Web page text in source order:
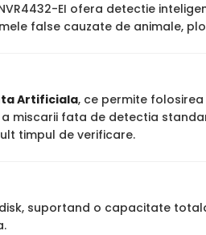
EI ofera detectie
false cauzate de animale,
Artificiala, ce permite
miscarii fata de detectia
timpul de verificare.
suportand o capacitate